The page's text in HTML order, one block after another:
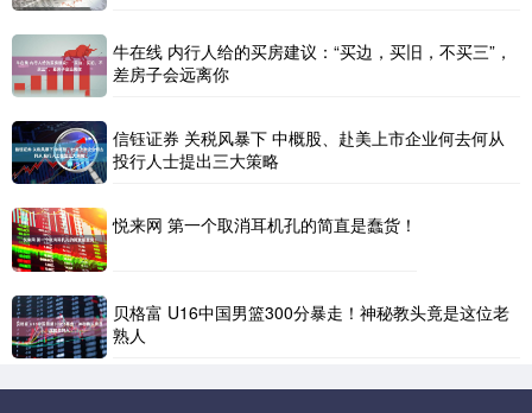
牛在线 内行人给的买房建议：“买边，买旧，不买三”，
差房子会远离你
信钰证券 关税风暴下 中概股、赴美上市企业何去何从
投行人士提出三大策略
悦来网 第一个取消耳机孔的简直是蠢货！
贝格富 U16中国男篮300分暴走！神秘教头竟是这位老
熟人